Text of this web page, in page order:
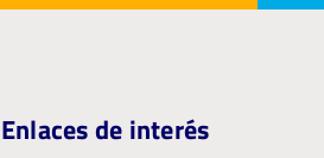
Enlaces de interés